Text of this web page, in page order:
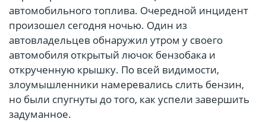
автомобильного топлива. Очередной инцидент
произошел сегодня ночью. Один из
автовладельцев обнаружил утром у своего
автомобиля открытый лючок бензобака и
открученную крышку. По всей видимости,
злоумышленники намеревались слить бензин,
но были спугнуты до того, как успели завершить
задуманное.